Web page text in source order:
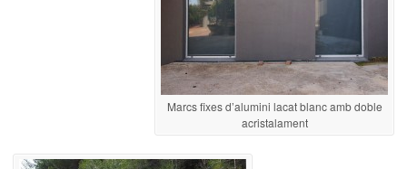
Marcs fixes d’alumini lacat blanc amb doble
acristalament